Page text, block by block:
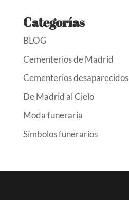
Categorías
BLOG
Cementerios de Madrid
Cementerios desaparecidos
De Madrid al Cielo
Moda funeraria
Símbolos funerarios